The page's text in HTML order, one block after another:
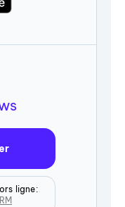
ligne: